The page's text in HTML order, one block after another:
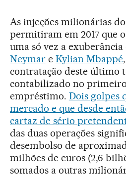
As injeções milionárias
permitiram em 2017 que
uma só vez a exuberância
Neymare Kylian Mbappé
contratação deste último
contabilizado no
empréstimo. Dois golpes
mercado e que desde
cartaz de sério
das duas operações
desembolso de
milhões de euros (2,6
somados a outras